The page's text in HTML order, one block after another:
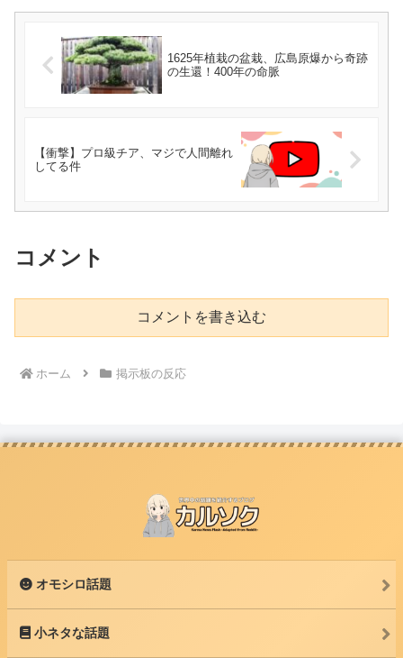
1625年植栽の盆栽、広島原爆から奇跡
の生還！400年の命脈
【衝撃】プロ級チア、マジで人間離れ
してる件
コメント
コメントを書き込む
ホーム 掲示板の反応
オモシロ話題
小ネタな話題